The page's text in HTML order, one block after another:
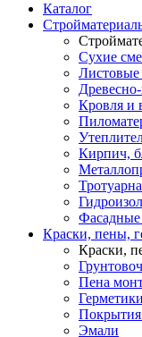
Каталог
Сухие
Кровля и
Кирпич,
Краски, пены,
Краски,
Пена
Герметики
Покрытия
Эмали